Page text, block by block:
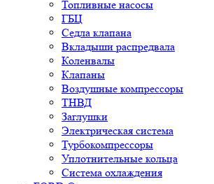
Топливные насосы
ГБЦ
Седла клапана
Вкладыши распредвала
Коленвалы
Клапаны
Воздушные компрессоры
ТНВД
Заглушки
Электрическая система
Турбокомпрессоры
Уплотнительные кольца
Система охлаждения